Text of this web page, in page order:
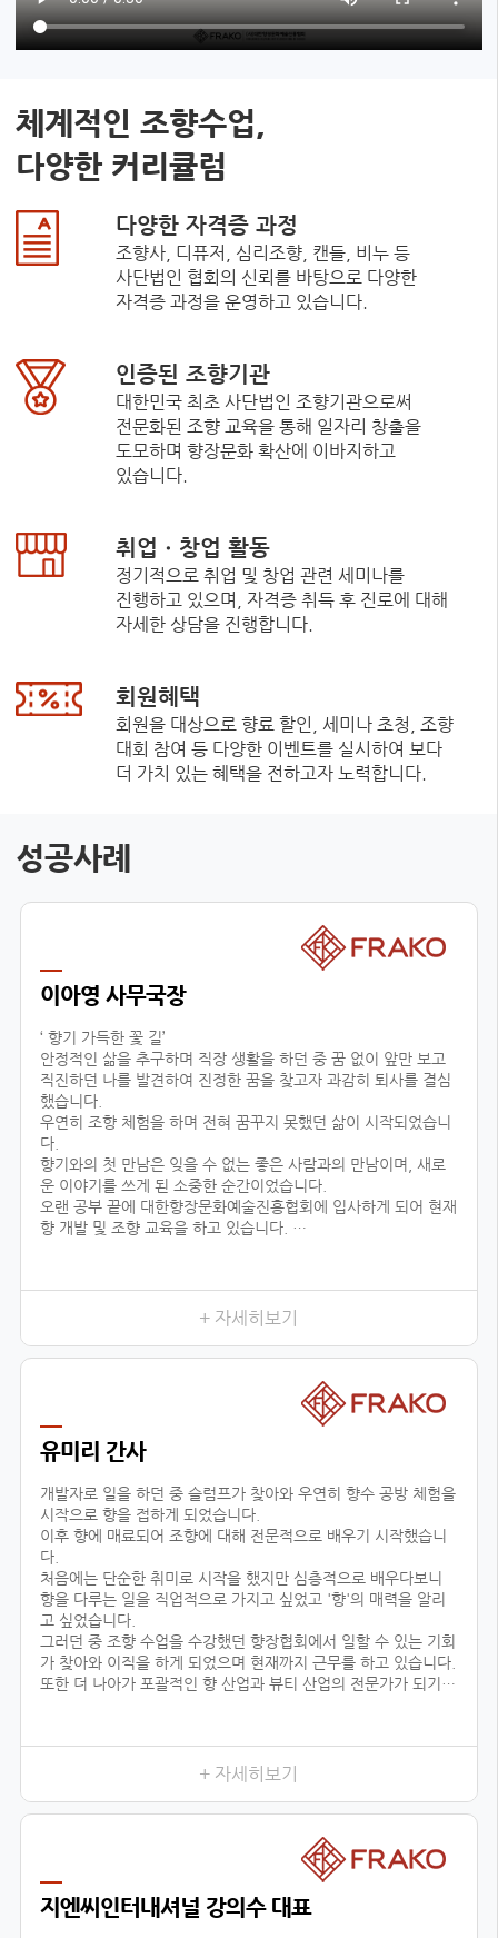
체계적인 조향수업,
다양한 커리큘럼
다양한 자격증 과정
조향사, 디퓨저, 심리조향, 캔들, 비누 등
사단법인 협회의 신뢰를 바탕으로 다양한
자격증 과정을 운영하고 있습니다.
인증된 조향기관
대한민국 최초 사단법인 조향기관으로써
전문화된 조향 교육을 통해 일자리 창출을
도모하며 향장문화 확산에 이바지하고
있습니다.
취업ㆍ창업 활동
정기적으로 취업 및 창업 관련 세미나를
진행하고 있으며, 자격증 취득 후 진로에 대해
자세한 상담을 진행합니다.
회원혜택
회원을 대상으로 향료 할인, 세미나 초청, 조향
대회 참여 등 다양한 이벤트를 실시하여 보다
더 가치 있는 혜택을 전하고자 노력합니다.
성공사례
이아영 사무국장
‘ 향기 가득한 꽃 길’
안정적인 삶을 추구하며 직장 생활을 하던 중 꿈 없이 앞만 보고
직진하던 나를 발견하여 진정한 꿈을 찾고자 과감히 퇴사를 결심
했습니다.
우연히 조향 체험을 하며 전혀 꿈꾸지 못했던 삶이 시작되었습니
다.
향기와의 첫 만남은 잊을 수 없는 좋은 사람과의 만남이며, 새로
운 이야기를 쓰게 된 소중한 순간이었습니다.
오랜 공부 끝에 대한향장문화예술진흥협회에 입사하게 되어 현재
향 개발 및 조향 교육을 하고 있습니다.
교육 시, 창작자의 의도를 파악하기 위해 교육생 분들과 긴밀한
소통을 하며, 디테일한 조향 스킬을 코칭하고 있습니다.여러분 마
삶의 향기를 마음으로 맡을 수 있는 그날까지 대한향장문화예술
+ 자세히보기
유미리 간사
개발자로 일을 하던 중 슬럼프가 찾아와 우연히 향수 공방 체험을
시작으로 향을 접하게 되었습니다.
이후 향에 매료되어 조향에 대해 전문적으로 배우기 시작했습니
다.
처음에는 단순한 취미로 시작을 했지만 심층적으로 배우다보니
향을 다루는 일을 직업적으로 가지고 싶었고 '향'의 매력을 알리
고 싶었습니다.
그러던 중 조향 수업을 수강했던 향장협회에서 일할 수 있는 기회
가 찾아와 이직을 하게 되었으며 현재까지 근무를 하고 있습니다.
또한 더 나아가 포괄적인 향 산업과 뷰티 산업의 전문가가 되기
시작한다며 우려했지만
+ 자세히보기
지엔씨인터내셔널 강의수 대표